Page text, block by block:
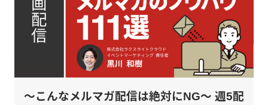
～こんなメルマガ配信は絶対にNG～ 週5配